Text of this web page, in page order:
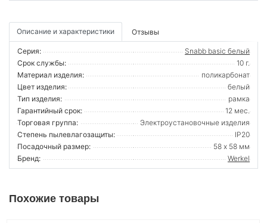
Описание и характеристики Отзывы
Серия:
Snabb basic белый
Срок службы:
10 г.
Материал изделия:
поликарбонат
Цвет изделия:
белый
Тип изделия:
рамка
Гарантийный срок:
12 мес.
Торговая группа:
Электроустановочные изделия
Степень пылевлагозащиты:
IP20
Посадочный размер:
58 х 58 мм
Бренд:
Werkel
Похожие товары